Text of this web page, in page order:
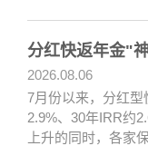
分红快返年金"
2026.08.06
7月份以来，分红
2.9%、30年IRR约
上升的同时，各家